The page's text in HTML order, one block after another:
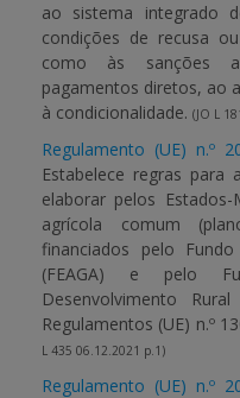
ao sistema integrado
condições de recusa
como às sanções
pagamentos diretos, ao
à condicionalidade. (JO L
Regulamento (UE) n.º
Estabelece regras
elaborar pelos
agrícola comum
financiados pelo
(FEAGA) e pelo
Desenvolvimento
Regulamentos (UE) n.º
L 435 06.12.2021 p.1)
Regulamento (UE) n.º